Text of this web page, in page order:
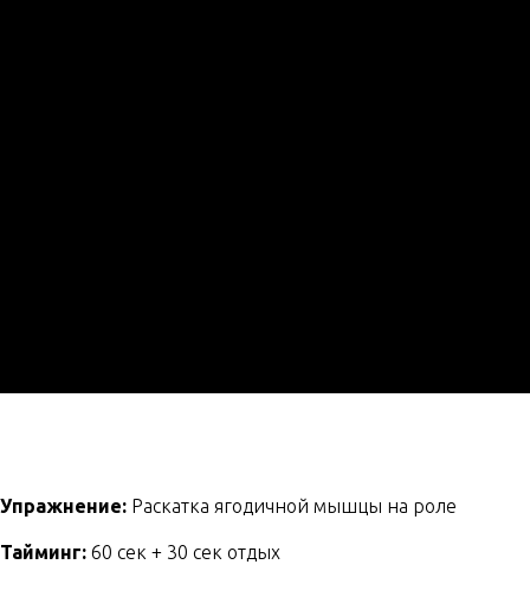
Упражнение: Раскатка ягодичной мышцы на роле
Тайминг: 60 сек + 30 сек отдых